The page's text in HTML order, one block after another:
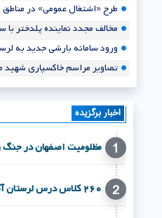
طرح «اشتغال عمومی» در
مخالف مجدد نماینده پلدختر با
ورود سامانه بارشی جدید به
تصاویر مراسم خاکسپاری
مدیر جهاد کشاورزی کوهنانی
مدیرعامل شرکت آبفار لرستان: ۶۹ حلقه چاه آب در کوهدشت و رومشکان از مدار خارج شد
اخبار برگزیده
1 مظلومیت اصفهان در
2 ۲۶۰ کلاس درس لرستان آماده میزبانی از زائران اربعین